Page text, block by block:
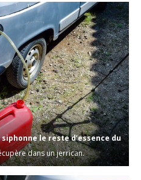
le reste d’essence du
dans un jerrican.